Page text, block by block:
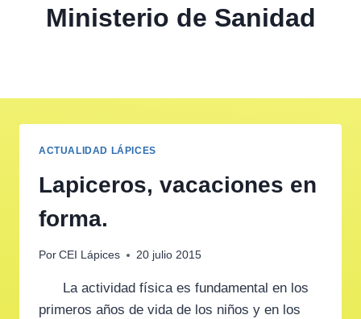
Ministerio de Sanidad
ACTUALIDAD LÁPICES
Lapiceros, vacaciones en
forma.
Por CEI Lápices 20 julio 2015
La actividad física es fundamental en los
primeros años de vida de los niños y en los